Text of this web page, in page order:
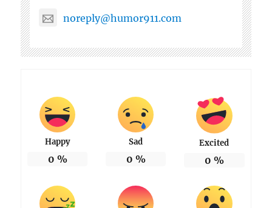
noreply@humor911.com
Happy
0 %
Sad
0 %
Excited
0 %